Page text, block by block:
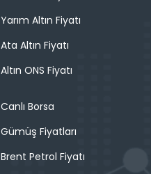
Yarım Altın Fiyatı
Ata Altın Fiyatı
Altın ONS Fiyatı
Canlı Borsa
Gümüş Fiyatları
Brent Petrol Fiyatı